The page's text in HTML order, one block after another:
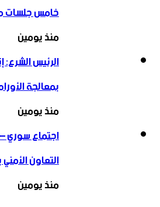
خامس جلسات
منذ يومين
الرئيس
بمعالجة
منذ يومين
اجتماع سوري
التعاون
منذ يومين